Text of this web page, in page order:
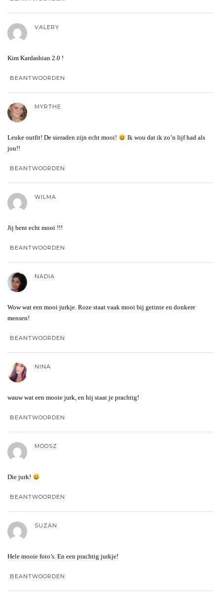
VALERY
Kim Kardashian 2.0 !
BEANTWOORDEN
MYRTHE
Leuke outfit! De sieraden zijn echt mooi!
Ik wou dat ik zo’n lijf had als
jou!!
BEANTWOORDEN
WILMA
Jij bent echt mooi !!!
BEANTWOORDEN
NADIA
Wow wat een mooi jurkje. Roze staat vaak mooi bij getinte en donkere
mensen!
BEANTWOORDEN
NINA
wauw wat een mooie jurk, en hij staat je prachtig!
BEANTWOORDEN
MOOSZ
Die jurk!
BEANTWOORDEN
SUZAN
Hele mooie foto’s. En een prachtig jurkje!
BEANTWOORDEN